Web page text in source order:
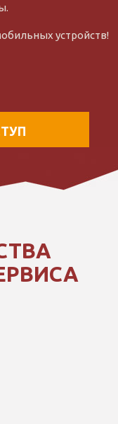
устройств!